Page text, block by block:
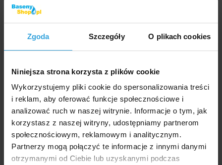
Zgoda Szczegóły O plikach cookies
Niniejsza strona korzysta z plików cookie
Wykorzystujemy pliki cookie do spersonalizowania treści
i reklam, aby oferować funkcje społecznościowe i
analizować ruch w naszej witrynie. Informacje o tym, jak
korzystasz z naszej witryny, udostępniamy partnerom
społecznościowym, reklamowym i analitycznym.
Partnerzy mogą połączyć te informacje z innymi danymi
otrzymanymi od Ciebie lub uzyskanymi podczas
Dostępność:
Należy pamiętać, że data dostawy ma charakter
Doradzimy!
info@basenyshop.pl
Wszystko o zakupach
Regulamin
Dostawa i płatność